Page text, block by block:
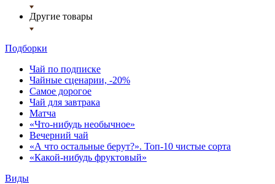
Другие товары
Подборки
Чай по подписке
Чайные сценарии, -20%
Самое дорогое
Чай для завтрака
Матча
«Что-нибудь необычное»
Вечерний чай
«А что остальные берут?». Топ-10 чистые сорта
«Какой-нибудь фруктовый»
Виды